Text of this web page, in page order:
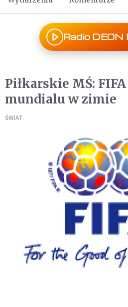
Radio
Piłkarskie MŚ:
mundialu w zimie
ŚWIAT